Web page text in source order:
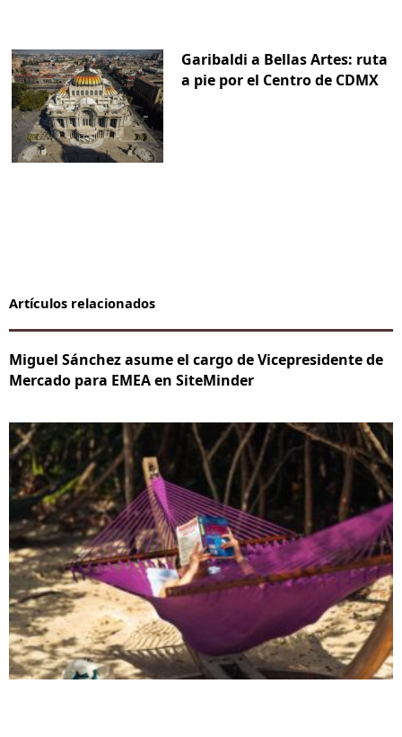
Garibaldi a Bellas Artes: ruta
a pie por el Centro de CDMX
Artículos relacionados
Miguel Sánchez asume el cargo de Vicepresidente de
Mercado para EMEA en SiteMinder